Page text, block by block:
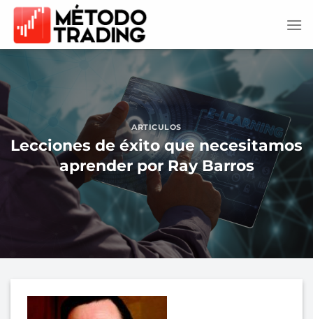
Saltar
contenido
ARTICULOS
Lecciones de éxito que necesitamos
aprender por Ray Barros